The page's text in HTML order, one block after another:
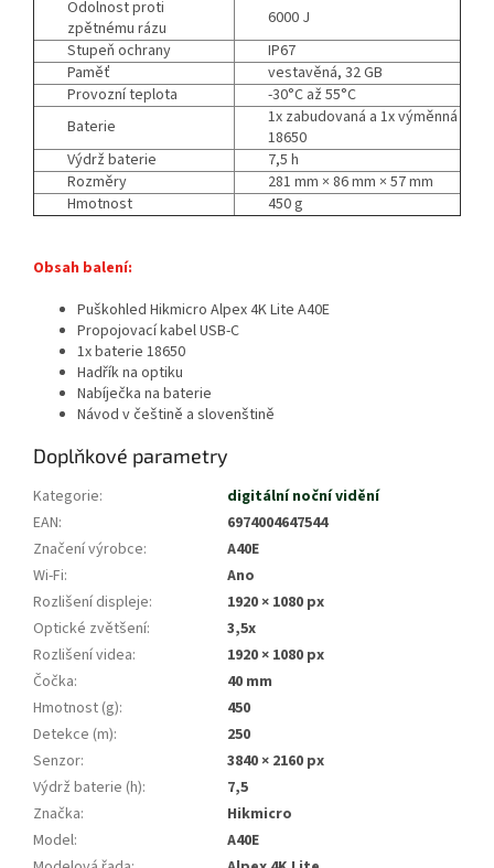
Odolnost proti
zpětnému rázu
6000 J
Stupeň ochrany
IP67
Paměť
vestavěná, 32 GB
Provozní teplota
-30°C až 55°C
Baterie
1x zabudovaná a 1x výměnná
18650
Výdrž baterie
7,5 h
Rozměry
281 mm × 86 mm × 57 mm
Hmotnost
450 g
Obsah balení:
Puškohled Hikmicro Alpex 4K Lite A40E
Propojovací kabel USB-C
1x baterie 18650
Hadřík na optiku
Nabíječka na baterie
Návod v češtině a slovenštině
Doplňkové parametry
Kategorie:
digitální noční vidění
EAN:
6974004647544
Značení výrobce:
A40E
Wi-Fi:
Ano
Rozlišení displeje:
1920 × 1080 px
Optické zvětšení:
3,5x
Rozlišení videa:
1920 × 1080 px
Čočka:
40 mm
Hmotnost (g):
450
Detekce (m):
250
Senzor:
3840 × 2160 px
Výdrž baterie (h):
7,5
Značka:
Hikmicro
Model:
A40E